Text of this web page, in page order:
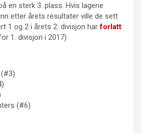
en sterk 3. plass. Hvis lagene
etter årets resultater ville de sett
1 og 2 i årets 2. divisjon harforlatt
1. divisjon i 2017)
(#6)